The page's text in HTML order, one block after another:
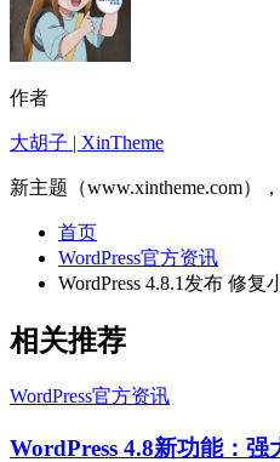
作者
大胡子 | XinTheme
新主题（www.xintheme.com）
首页
WordPress官方资讯
WordPress 4.8.1发布 修
相关推荐
WordPress官方资讯
WordPress 4.8新功能：